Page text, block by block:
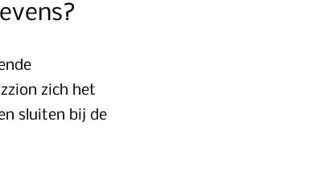
zich het
sluiten bij de